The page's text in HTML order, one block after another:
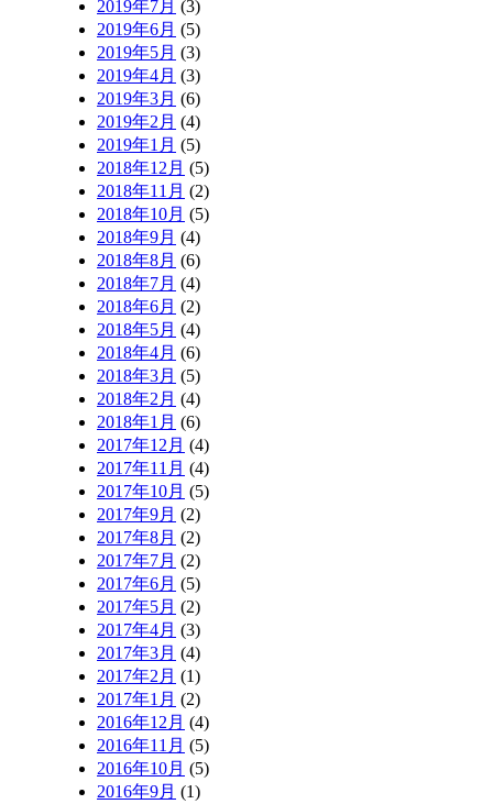
2019年7月 (3)
2019年6月 (5)
2019年5月 (3)
2019年4月 (3)
2019年3月 (6)
2019年2月 (4)
2019年1月 (5)
2018年12月 (5)
2018年11月 (2)
2018年10月 (5)
2018年9月 (4)
2018年8月 (6)
2018年7月 (4)
2018年6月 (2)
2018年5月 (4)
2018年4月 (6)
2018年3月 (5)
2018年2月 (4)
2018年1月 (6)
2017年12月 (4)
2017年11月 (4)
2017年10月 (5)
2017年9月 (2)
2017年8月 (2)
2017年7月 (2)
2017年6月 (5)
2017年5月 (2)
2017年4月 (3)
2017年3月 (4)
2017年2月 (1)
2017年1月 (2)
2016年12月 (4)
2016年11月 (5)
2016年10月 (5)
2016年9月 (1)